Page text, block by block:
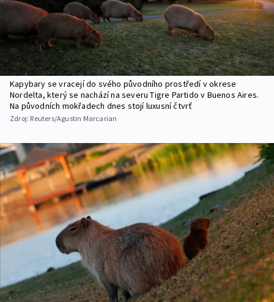
Kapybary se vracejí do svého původního prostředí v okrese
Nordelta, který se nachází na severu Tigre Partido v Buenos Aires.
Na původních mokřadech dnes stojí luxusní čtvrť
Zdroj: Reuters/Agustin Marcarian